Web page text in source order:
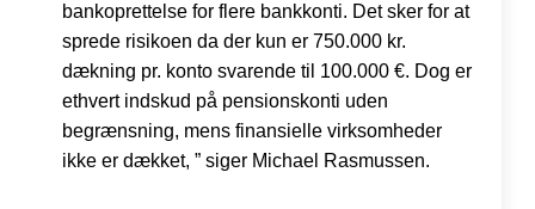
bankoprettelse for flere bankkonti. Det sker for at
sprede risikoen da der kun er 750.000 kr.
dækning pr. konto svarende til 100.000 €. Dog er
ethvert indskud på pensionskonti uden
begrænsning, mens finansielle virksomheder
ikke er dækket, ” siger Michael Rasmussen.